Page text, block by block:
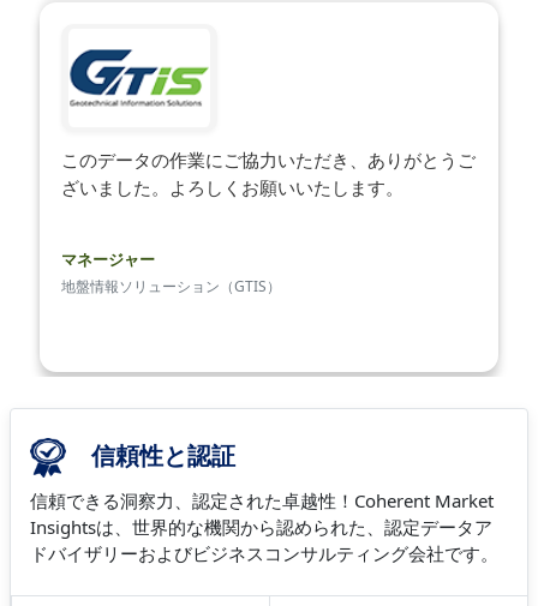
このデータの作業にご協力いただき、ありがとうご
ざいました。よろしくお願いいたします。
マネージャー
地盤情報ソリューション（GTIS）
信頼性と認証
信頼できる洞察力、認定された卓越性！Coherent Market
Insightsは、世界的な機関から認められた、認定データア
ドバイザリーおよびビジネスコンサルティング会社です。